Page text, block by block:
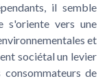
il semble
s'oriente vers une
et
sociétalun levier
de